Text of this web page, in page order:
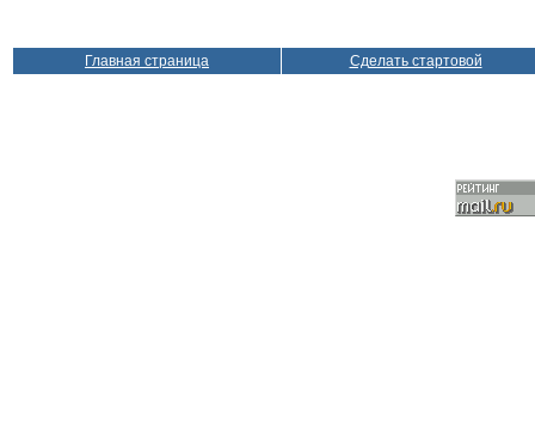
Главная страница Сделать стартовой